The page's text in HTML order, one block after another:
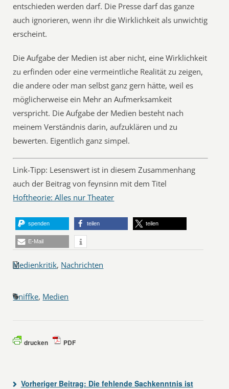
entschieden werden darf. Die Presse darf das ganze
auch ignorieren, wenn ihr die Wirklichkeit als unwichtig
erscheint.
Die Aufgabe der Medien ist aber nicht, eine Wirklichkeit
zu erfinden oder eine vermeintliche Realität zu zeigen,
die andere oder man selbst ganz gern hätte, weil es
möglicherweise ein Mehr an Aufmerksamkeit
verspricht. Die Aufgabe der Medien besteht nach
meinem Verständnis darin, aufzuklären und zu
bewerten. Eigentlich ganz simpel.
Link-Tipp: Lesenswert ist in diesem Zusammenhang
auch der Beitrag von feynsinn mit dem Titel
Hoftheorie: Alles nur Theater
spenden teilen teilen
E-Mail
Medienkritik, Nachrichten
Gniffke, Medien
drucken PDF
Vorheriger Beitrag: Die fehlende Sachkenntnis ist